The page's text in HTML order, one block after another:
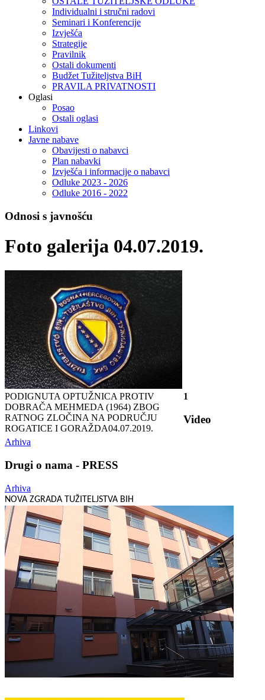
Individualni i stručni radovi
Seminari i Konferencije
Izvješća
Strategije
Pravilnik
Ostali dokumenti
Budžet Tužiteljstva BiH
PRAVILA PRIVATNOSTI
Oglasi
Posao
Ostali oglasi
Linkovi
Javne nabave
Obavijesti o nabavci
Plan nabavki
Izvješća i informacije o nabavci
Odluke 2023 - 2026
Odluke 2016 - 2022
Odnosi s javnošću
Foto galerija 04.07.2019.
PODIGNUTA OPTUŽNICA PROTIV
DOBRAČA MEHMEDA (1964) ZBOG
RATNOG ZLOČINA NA PODRUČJU
ROGATICE I GORAŽDA04.07.2019.
1
Video
Arhiva
Drugi o nama - PRESS
Arhiva
NOVA ZGRADA TUŽITELJSTVA BIH